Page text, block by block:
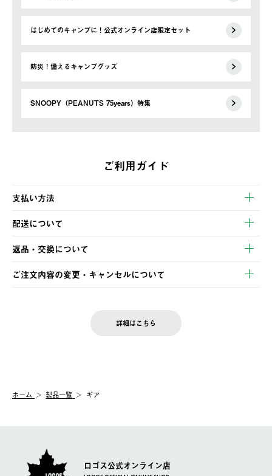
はじめてのキャンプに！公式オンライン店限定セット
防災！備えるキャンプグッズ
SNOOPY（PEANUTS 75years）特集
ご利用ガイド
支払い方法
以下のいずれかの方法でお支払いいただけます。
・クレジットカード決済
・コンビニ決済
・Pay-easy決済
配送について
【発送スケジュール】
ご注文・ご入金完了より2営業日以内に商品を発送いたします。
土日祝の発送はございませんので、木曜日以降のご注文は週明け
の発送となる場合がございます。
【配送業者】
佐川急便にて配送されます。
返品・交換について
※お客様都合の場合
お客様都合の返品にかかる送料は、お客様ご負担とさせていただ
一度お手元の商品を返品いただき、ご希望商品を再注文してくだ
ご注文内容の変更・キャンセルについて
LOGOS FAMILY会員の方は、会員マイページ内 購入履歴画面に
詳細はこちら
ホーム 製品一覧 ギア
ロゴス公式オンライン店